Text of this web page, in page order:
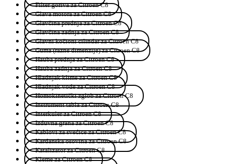
Filter goriva za Citroen C8
Glava motora za Citroen C8
Glavčina prednja za Citroen C8
Glavčina zadnja za Citroen C8
Glavni kočioni cilindar za Citroen C8
Guma (razne dimenzije) za Citroen C8
Hauba prednja za Citroen C8
Hauba zadnja za Citroen C8
Hladnjak klime za Citroen C8
Hladnjak vode za Citroen C8
Homokinetički zglob za Citroen C8
Instrument tabla za Citroen C8
Interkuler za Citroen C8
Izduvna grana za Citroen C8
Kablovi za svećice za Citroen C8
Kardanska osovina za Citroen C8
Katalizator za Citroen C8
Kleme za Citroen C8